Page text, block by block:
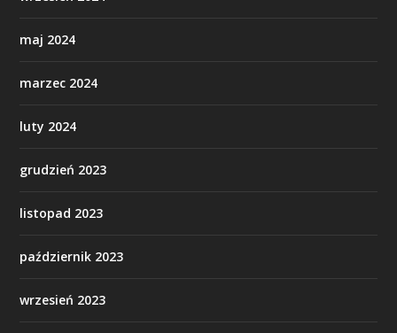
maj 2024
marzec 2024
luty 2024
grudzień 2023
listopad 2023
październik 2023
wrzesień 2023